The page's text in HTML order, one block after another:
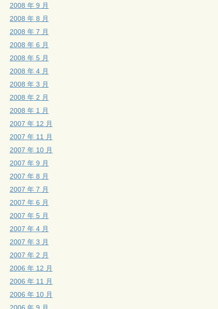
2008 年 9 月
2008 年 8 月
2008 年 7 月
2008 年 6 月
2008 年 5 月
2008 年 4 月
2008 年 3 月
2008 年 2 月
2008 年 1 月
2007 年 12 月
2007 年 11 月
2007 年 10 月
2007 年 9 月
2007 年 8 月
2007 年 7 月
2007 年 6 月
2007 年 5 月
2007 年 4 月
2007 年 3 月
2007 年 2 月
2006 年 12 月
2006 年 11 月
2006 年 10 月